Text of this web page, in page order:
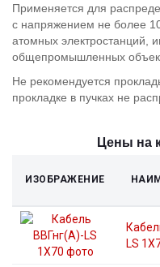
О
компании
Контактная
Применяется для
с напряжением не более
атомных электростанций,
общепромышленных
Не рекомендуется
прокладке в пучках не
Цены на
ИЗОБРАЖЕНИЕ
LS